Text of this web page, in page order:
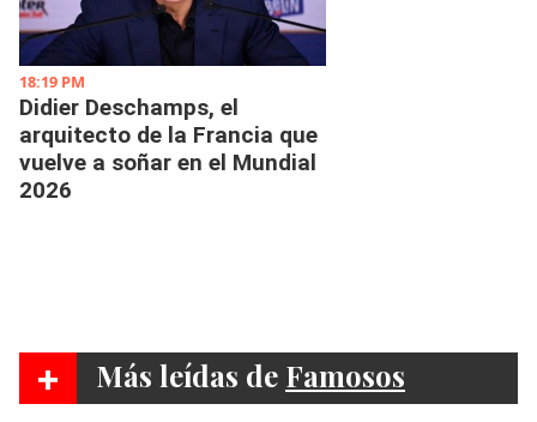
+ Más leídas de Famosos